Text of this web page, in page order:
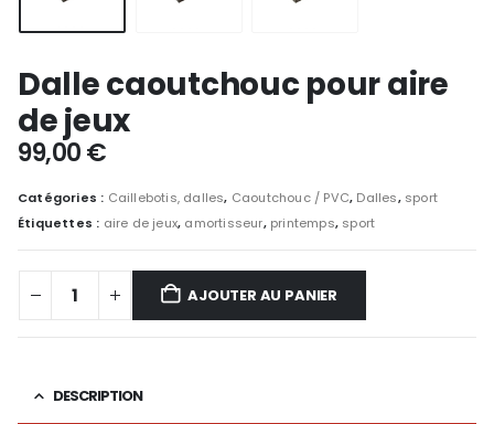
Dalle caoutchouc pour aire
de jeux
99,00€
Catégories : Caillebotis, dalles, Caoutchouc / PVC, Dalles, sport
Étiquettes : aire de jeux, amortisseur, printemps, sport
AJOUTER AU PANIER
DESCRIPTION